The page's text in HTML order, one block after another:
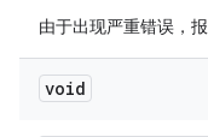
由于出现严重错误，
void